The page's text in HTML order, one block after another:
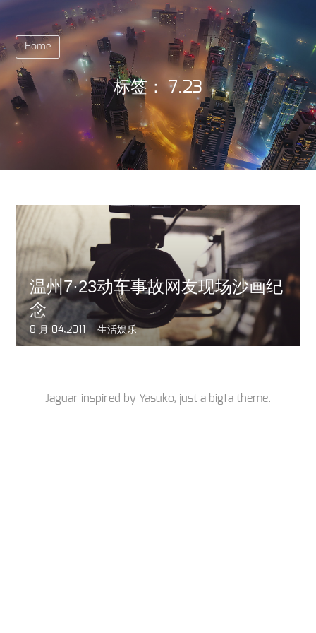
Home
标签：7.23
温州7·23动车事故网友现场沙画纪
念
8 月 04,2011 生活娱乐
Jaguar inspired by Yasuko, just a bigfa theme.